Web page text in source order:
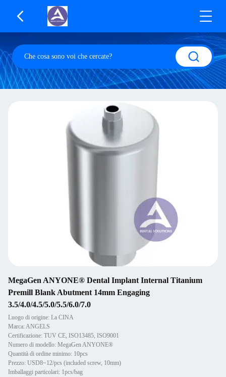
MegaGen ANYONE® Dental Implant Internal Titanium
Premill Blank Abutment 14mm Engaging
3.5/4.0/4.5/5.0/5.5/6.0/7.0
Luogo di origine: La CINA
Marca: ANGELS
Certificazione: TUV CE, ISO13485, ISO9001
Numero di modello: MegaGen ANYONE®
Quantità di ordine minimo: 10pcs
Prezzo: USD8~12/pcs (included screw, 10mm)
Imballaggi particolari: 1pcs/bag